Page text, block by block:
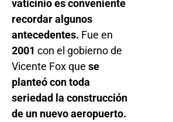
vaticinio es conveniente
recordar algunos
antecedentes. Fue en
2001 con el gobierno de
Vicente Fox que se
planteó con toda
seriedad la construcción
de un nuevo aeropuerto.